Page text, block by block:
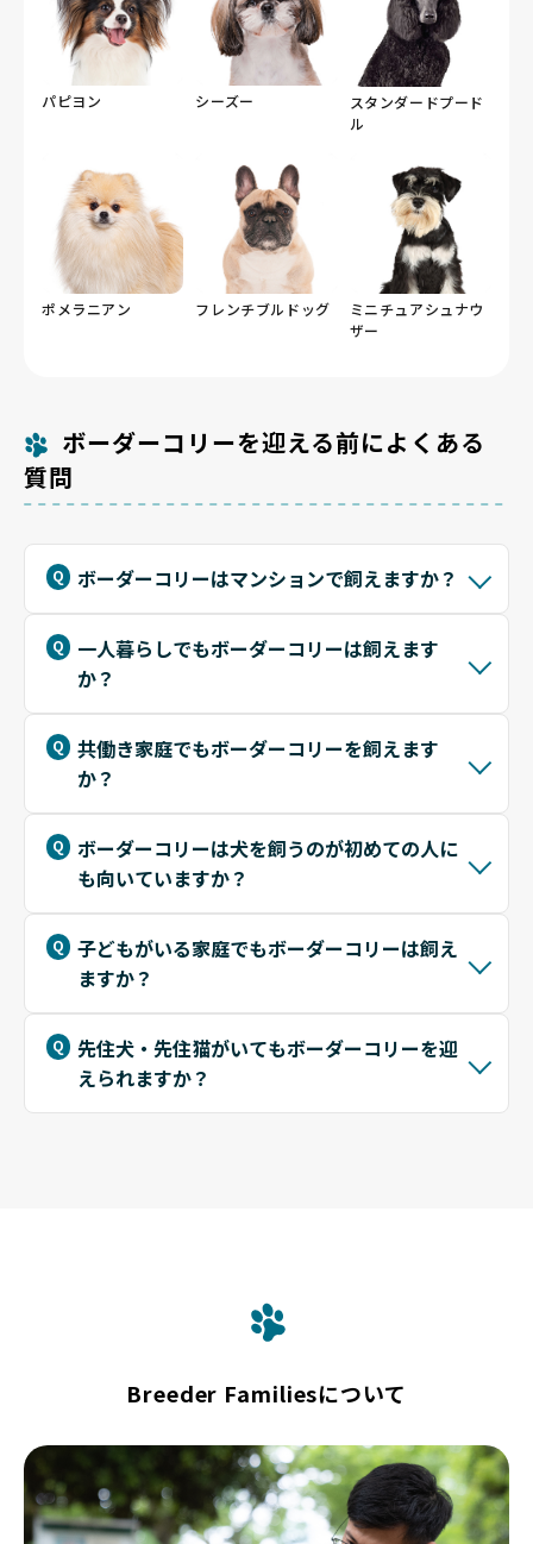
パピヨン シーズー
スタンダードプード
ル
ポメラニアン フレンチブルドッグ
ミニチュアシュナウ
ザー
ボーダーコリーを迎える前によくある
質問
ボーダーコリーはマンションで飼えますか？
一人暮らしでもボーダーコリーは飼えます
か？
共働き家庭でもボーダーコリーを飼えます
か？
ボーダーコリーは犬を飼うのが初めての人に
も向いていますか？
子どもがいる家庭でもボーダーコリーは飼え
ますか？
先住犬・先住猫がいてもボーダーコリーを迎
えられますか？
Breeder Familiesについて